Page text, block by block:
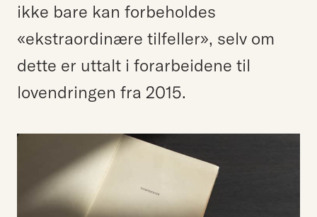
ikke bare kan forbeholdes
«ekstraordinære tilfeller», selv om
dette er uttalt i forarbeidene til
lovendringen fra 2015.